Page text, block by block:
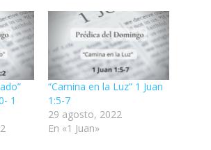
1
“Camina en la Luz” 1 Juan
1:5-7
29 agosto, 2022
En «1 Juan»